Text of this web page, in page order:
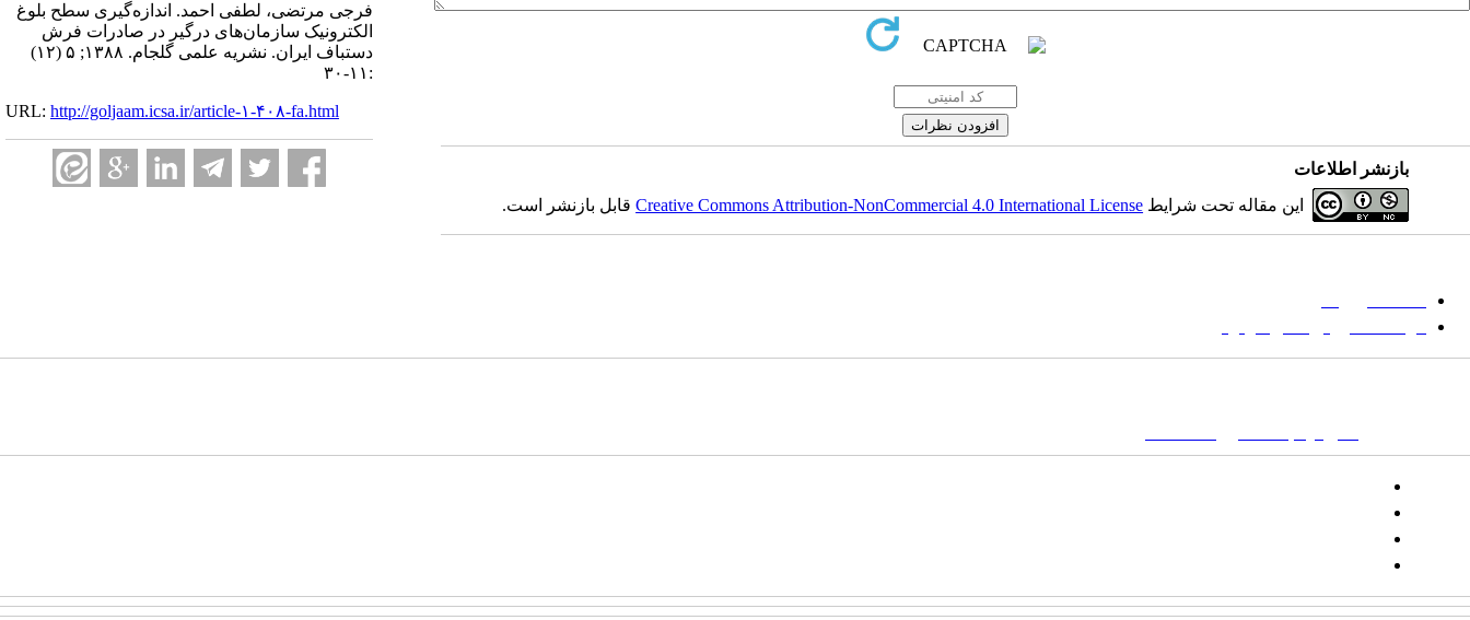
فرجی مرتضی، لطفی احمد. اندازه‌گیری سطح بلوغ
الکترونیک سازمان‌های درگیر در صادرات فرش
دستباف ایران. نشریه علمی گلجام. ۱۳۸۸; ۵ (۱۲)
:۱۱-۳۰
URL: http://goljaam.icsa.ir/article-۱-۴۰۸-fa.html
بازنشر اطلاعات
این مقاله تحت شرایط Creative Commons Attribution-NonCommercial 4.0 International Licenseقابل بازنشر است.